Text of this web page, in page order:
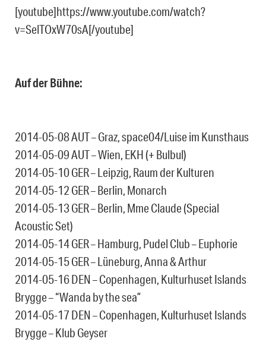
[youtube]https://www.youtube.com/watch?
v=SelTOxW70sA[/youtube]
Auf der Bühne:
2014-05-08 AUT – Graz, space04/Luise im Kunsthaus
2014-05-09 AUT – Wien, EKH (+ Bulbul)
2014-05-10 GER – Leipzig, Raum der Kulturen
2014-05-12 GER – Berlin, Monarch
2014-05-13 GER – Berlin, Mme Claude (Special
Acoustic Set)
2014-05-14 GER – Hamburg, Pudel Club – Euphorie
2014-05-15 GER – Lüneburg, Anna & Arthur
2014-05-16 DEN – Copenhagen, Kulturhuset Islands
Brygge – “Wanda by the sea”
2014-05-17 DEN – Copenhagen, Kulturhuset Islands
Brygge – Klub Geyser